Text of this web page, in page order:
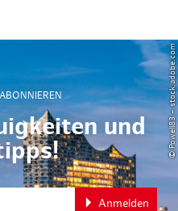
und
Anmelden
© Powell83 – stock.adobe.com